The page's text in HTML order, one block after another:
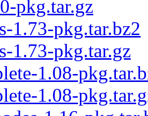
pkg.tar.gz
1.73-pkg.tar.bz2
1.73-pkg.tar.gz
1.08-
1.08-